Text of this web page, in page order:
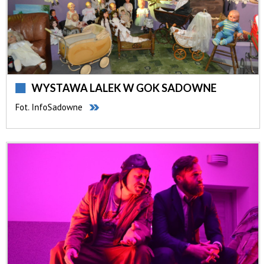
WYSTAWA LALEK W GOK SADOWNE
Fot. InfoSadowne